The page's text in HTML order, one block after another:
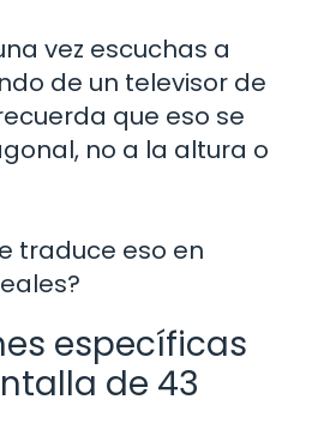
vez escuchas a
de un televisor de
que eso se
no a la altura o
traduce eso en
específicas
de 43